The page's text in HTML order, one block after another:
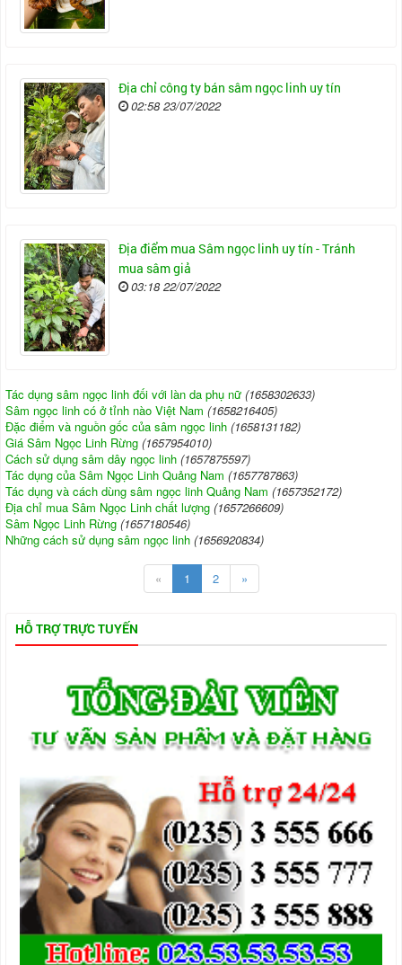
Địa chỉ công ty bán sâm ngọc linh uy tín
02:58 23/07/2022
Địa điểm mua Sâm ngọc linh uy tín - Tránh
mua sâm giả
03:18 22/07/2022
Tác dụng sâm ngọc linh đối với làn da phụ nữ (1658302633)
Sâm ngọc linh có ở tỉnh nào Việt Nam (1658216405)
Đặc điểm và nguồn gốc của sâm ngọc linh (1658131182)
Giá Sâm Ngọc Linh Rừng (1657954010)
Cách sử dụng sâm dây ngọc linh (1657875597)
Tác dụng của Sâm Ngọc Linh Quảng Nam (1657787863)
Tác dụng và cách dùng sâm ngọc linh Quảng Nam (1657352172)
Địa chỉ mua Sâm Ngọc Linh chất lượng (1657266609)
Sâm Ngọc Linh Rừng (1657180546)
Những cách sử dụng sâm ngọc linh (1656920834)
« 1 2 »
HỖ TRỢ TRỰC TUYẾN